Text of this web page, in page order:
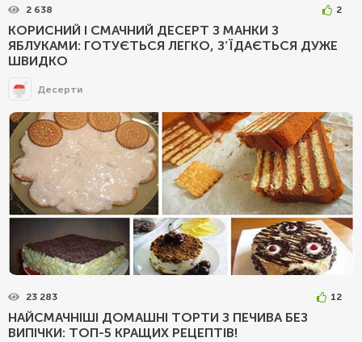
2 638 2
КОРИСНИЙ І СМАЧНИЙ ДЕСЕРТ З МАНКИ З
ЯБЛУКАМИ: ГОТУЄТЬСЯ ЛЕГКО, З’ЇДАЄТЬСЯ ДУЖЕ
ШВИДКО
Десерти
23 283 12
НАЙСМАЧНІШІ ДОМАШНІ ТОРТИ З ПЕЧИВА БЕЗ
ВИПІЧКИ: ТОП-5 КРАЩИХ РЕЦЕПТІВ!